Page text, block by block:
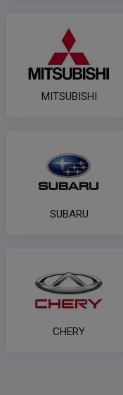
MITSUBISHI
SUBARU
CHERY